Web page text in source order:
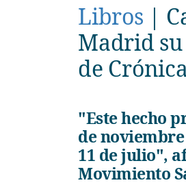
Libros |
Madrid
de
"Este hecho propició otros acontecimientos como lo sucedido el 27
de
11 de julio",
Movimiento